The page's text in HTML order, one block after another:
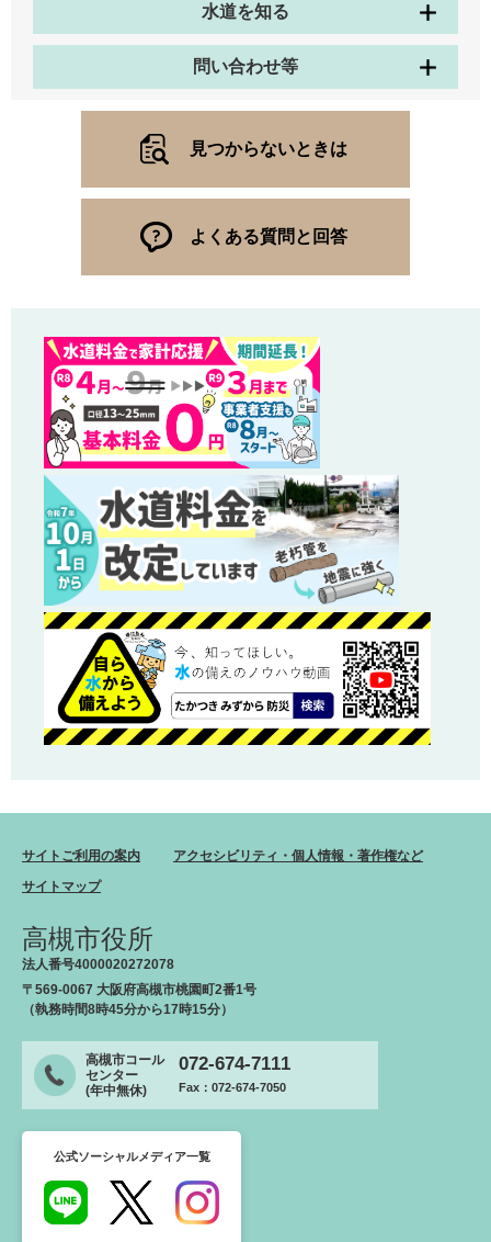
水道を知る
問い合わせ等
見つからないときは
よくある質問と回答
サイトご利用の案内
アクセシビリティ・個人情報・著作権など
サイトマップ
高槻市役所
法人番号4000020272078
〒569-0067 大阪府高槻市桃園町2番1号
（執務時間8時45分から17時15分）
高槻市コール
センター
(年中無休)
072-674-7111
Fax：072-674-7050
公式ソーシャルメディア一覧